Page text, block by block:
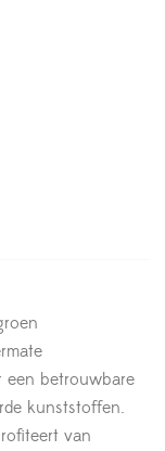
een betrouwbare
kunststoffen.
van